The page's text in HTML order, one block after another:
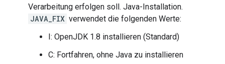
Verarbeitung erfolgen soll. Java-Installation.
JAVA_FIX verwendet die folgenden Werte:
I: OpenJDK 1.8 installieren (Standard)
C: Fortfahren, ohne Java zu installieren